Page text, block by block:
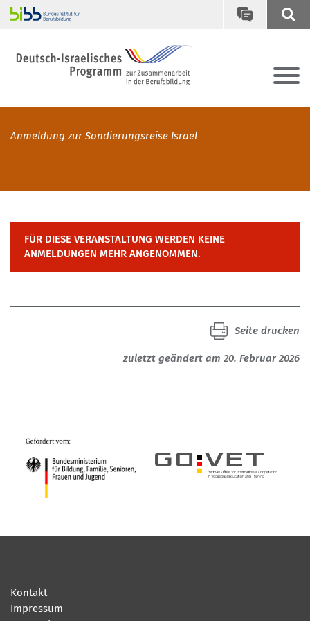
Anmeldung zur Sondierungsreise Israel
FÜR DIESE VERANSTALTUNG WERDEN KEINE
ANMELDUNGEN MEHR ANGENOMMEN.
zuletzt geändert am 20. Februar 2026
Seite drucken
Kontakt
Impressum